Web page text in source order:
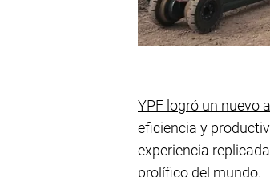
YPF logró un nuevo
eficiencia y
experiencia
prolífico del mundo.